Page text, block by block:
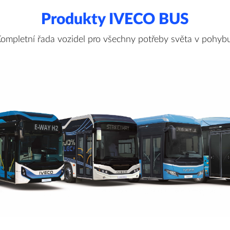
Produkty IVECO BUS
řada vozidel pro všechny potřeby světa v